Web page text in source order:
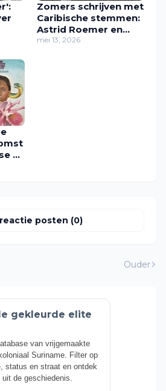
Zomers schrijven met
Caribische stemmen:
Astrid Roemer en
Radna Fabias
mei 13, 2026
en
posten (0)
Ouder
gekleurde elite
van vrijgemaakte
Suriname. Filter op
status en straat en ontdek
uit de geschiedenis.